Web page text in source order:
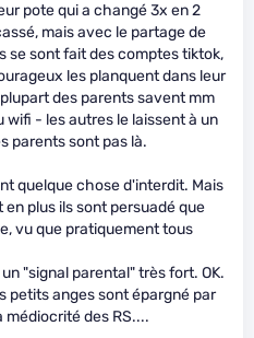
pote qui a changé 3x en 2
mais avec le partage de
se sont fait des comptes tiktok,
les planquent dans leur
des parents savent mm
wifi - les autres le laissent à un
parents sont pas là.
quelque chose d'interdit. Mais
plus ils sont persuadé que
vu que pratiquement tous
"signal parental" très fort. OK.
petits anges sont épargné par
médiocrité des RS....